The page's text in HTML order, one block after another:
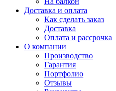
Доставка и оплата
Как сделать заказ
Доставка
Оплата и рассрочка
О компании
Производство
Гарантия
Портфолио
Отзывы